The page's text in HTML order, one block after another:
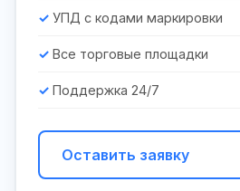
УПД с кодами маркировки
Все торговые площадки
Поддержка 24/7
Оставить заявку